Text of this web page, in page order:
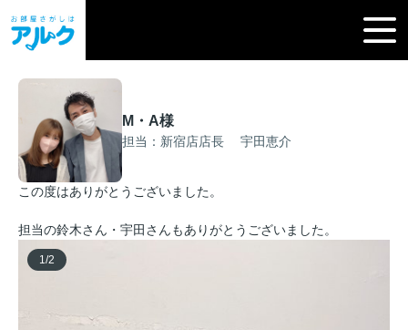
M・A様
担当：新宿店店長 宇田恵介
この度はありがとうございました。
担当の鈴木さん・宇田さんもありがとうございました。
1 /2